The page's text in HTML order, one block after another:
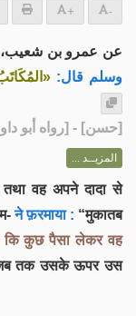
+ -
عن عمرو بن شعيب،
وسلم قال:
[حسن] - [رواه أبو
المزيــد ...
वह अपने दादा से
ने फ़रमाया : “मुकातब
कि कुछ पैसा लेकर वह
तक उसके ऊपर उस